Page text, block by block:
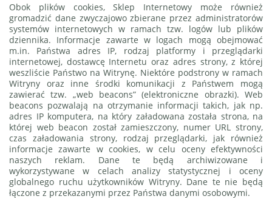
Obok plików cookies, Sklep Internetowy może również
gromadzić dane zwyczajowo zbierane przez administratorów
systemów internetowych w ramach tzw. logów lub plików
dziennika. Informacje zawarte w logach mogą obejmować
m.in. Państwa adres IP, rodzaj platformy i przeglądarki
internetowej, dostawcę Internetu oraz adres strony, z której
weszliście Państwo na Witrynę. Niektóre podstrony w ramach
Witryny oraz inne środki komunikacji z Państwem mogą
zawierać tzw. „web beacons” (elektroniczne obrazki). Web
beacons pozwalają na otrzymanie informacji takich, jak np.
adres IP komputera, na który załadowana została strona, na
której web beacon został zamieszczony, numer URL strony,
czas załadowania strony, rodzaj przeglądarki, jak również
informacje zawarte w cookies, w celu oceny efektywności
naszych reklam. Dane te będą archiwizowane i
wykorzystywane w celach analizy statystycznej i oceny
globalnego ruchu użytkowników Witryny. Dane te nie będą
łączone z przekazanymi przez Państwa danymi osobowymi.